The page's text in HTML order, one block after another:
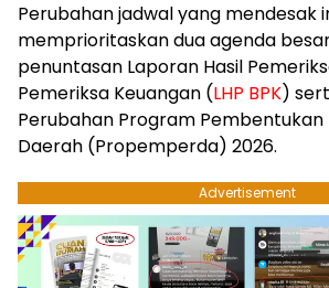
​Perubahan jadwal yang mendesak
memprioritaskan dua agenda
penuntasan Laporan Hasil
Pemeriksa Keuangan (LHP BPK)
Perubahan Program
Daerah (Propemperda) 2026.
Advertisement